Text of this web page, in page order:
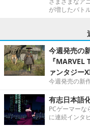
が増したバト
今週発売の
『
ァンタジー
今週発売の新
有志日本語
PCゲーマー
に連続インタ